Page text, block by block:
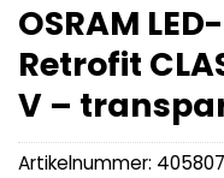
OSRAM
Retrofit
V –
Artikelnummer: